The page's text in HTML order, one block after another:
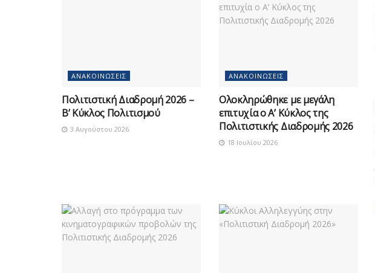
ΑΝΑΚΟΙΝΏΣΕΙΣ
Πολιτιστική Διαδρομή 2026 –
Β’ Κύκλος Πολιτισμού
3 Αυγούστου 2026
ΑΝΑΚΟΙΝΏΣΕΙΣ
Ολοκληρώθηκε με μεγάλη
επιτυχία ο Α’ Κύκλος της
Πολιτιστικής Διαδρομής 2026
18 Ιουλίου 2026